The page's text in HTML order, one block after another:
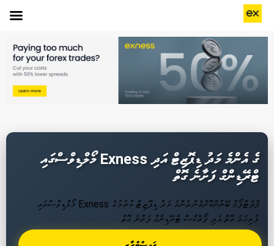
މޯލްޑިވްސްގައި Exness ގެ އެންމެ މަދު ޑިޕޮޒިޓް އަދި
ޓްރޭޑިންގް ފަށާނެ ގޮތް
މޯލްޑިވްސްގައި Exness ޕްލެޓްފޯމް ބޭނުންކޮށްގެން އެންމެ މަދު ޑިޕޮޒިޓް ކުރުމުގެ
ފުރިހަމަ ގޮތް އަދި ފޯރެކްސް ޓްރޭޑިންގް ފަށާނެ ގޮތް